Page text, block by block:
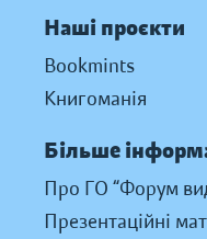
Наші проєкти
Bookmints
Книгоманія
Більше
Про ГО “Форум
Презентаційні